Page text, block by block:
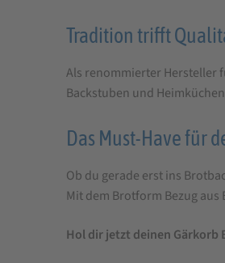
Tradition trifft
Als renommierter Hersteller
Backstuben und
Das Must-Have für
Ob du gerade erst ins
Mit dem Brotform Bezug
Hol dir jetzt deinen Gärkorb